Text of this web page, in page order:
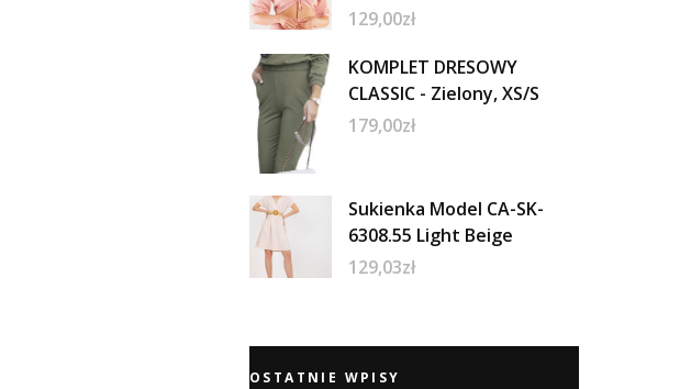
129,00zł
KOMPLET DRESOWY
CLASSIC - Zielony, XS/S
179,00zł
Sukienka Model CA-SK-
6308.55 Light Beige
129,03zł
OSTATNIE WPISY